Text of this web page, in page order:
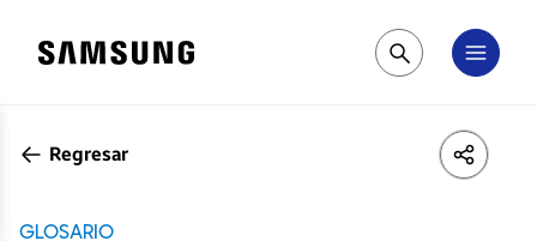
Samsung Pesquisar
Regresar LinkedIn
Share
GLOSARIO